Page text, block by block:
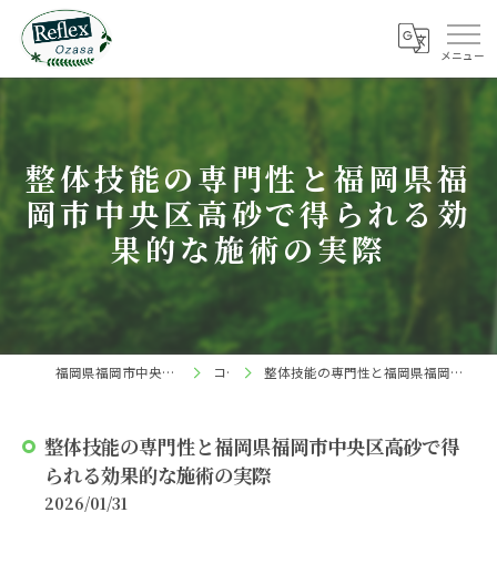
整体技能の専門性と福岡県福
岡市中央区高砂で得られる効
果的な施術の実際
福岡県福岡市中央区の整体ならReflex 小笹店 コラム 整体技能の専門性と福岡県福岡市中央区高砂で得られる効果的な施術の実際
整体技能の専門性と福岡県福岡市中央区高砂で得
られる効果的な施術の実際
2026/01/31